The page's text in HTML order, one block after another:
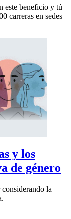
este beneficio y tú
carreras en sedes
y los
de género
considerando la